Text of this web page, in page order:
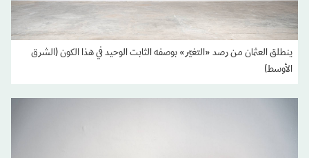
ينطلق العثمان من رصد «التغيّر» بوصفه الثابت الوحيد في هذا الكون (الشرق
الأوسط)